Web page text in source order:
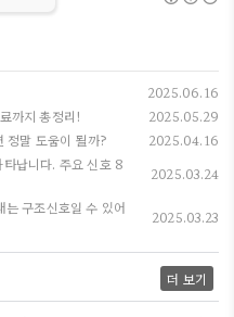
2025.06.16
까지 총정리! 2025.05.29
정말 도움이 될까? 2025.04.16
납니다. 주요 신호 8
2025.03.24
구조신호일 수 있어
2025.03.23
더 보기